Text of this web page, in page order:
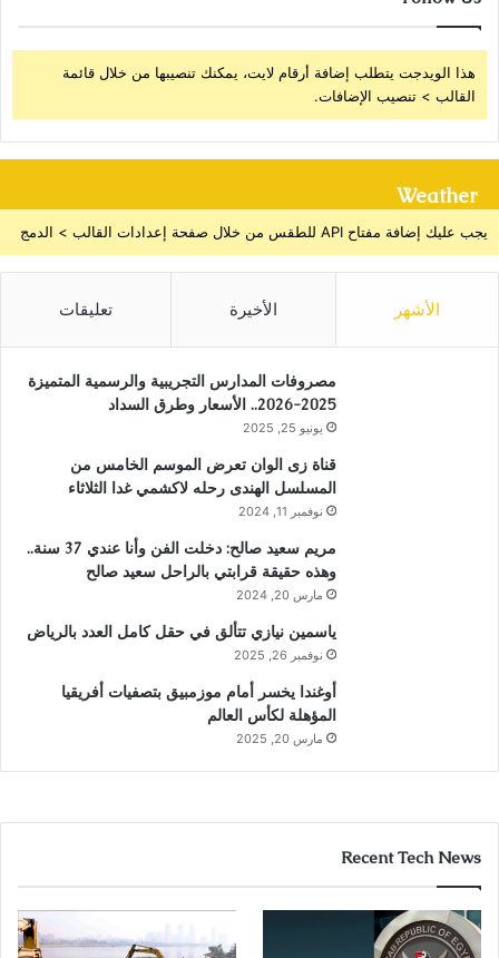
هذا الويدجت يتطلب إضافة أرقام لايت، يمكنك تنصيبها من خلال قائمة
القالب > تنصيب الإضافات.
Weather
يجب عليك إضافة مفتاح API للطقس من خلال صفحة إعدادات القالب > الدمج
الأشهر الأخيرة تعليقات
مصروفات المدارس التجريبية والرسمية المتميزة
2025-2026.. الأسعار وطرق السداد
يونيو 25, 2025
قناة زى الوان تعرض الموسم الخامس من
المسلسل الهندى رحله لاكشمي غدا الثلاثاء
نوفمبر 11, 2024
مريم سعيد صالح: دخلت الفن وأنا عندي 37 سنة..
وهذه حقيقة قرابتي بالراحل سعيد صالح
مارس 20, 2024
ياسمين نيازي تتألق في حقل كامل العدد بالرياض
نوفمبر 26, 2025
أوغندا يخسر أمام موزمبيق بتصفيات أفريقيا
المؤهلة لكأس العالم
مارس 20, 2025
Recent Tech News